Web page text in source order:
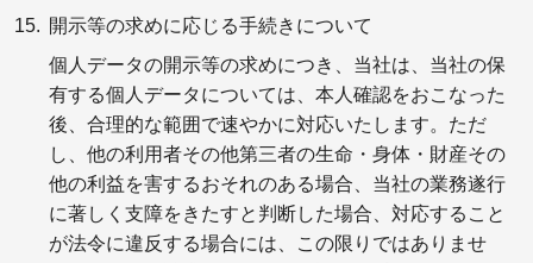
開示等の求めに応じる手続きについて
個人データの開示等の求めにつき、当社は、当社の保
有する個人データについては、本人確認をおこなった
後、合理的な範囲で速やかに対応いたします。ただ
し、他の利用者その他第三者の生命・身体・財産その
他の利益を害するおそれのある場合、当社の業務遂行
に著しく支障をきたすと判断した場合、対応すること
が法令に違反する場合には、この限りではありませ